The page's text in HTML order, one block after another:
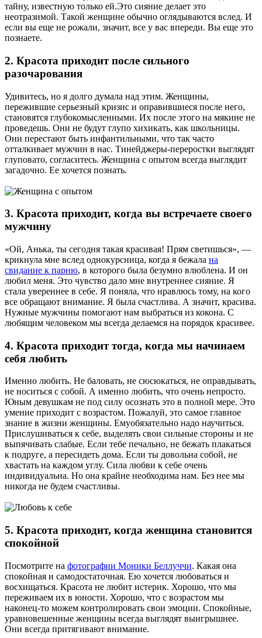
тайну, известную только ей.Это сияние делает это
неотразимой. Такой женщине обычно оглядываются вслед. И
если вы еще не рожали, значит, все у вас впереди. Вы еще это
познаете.
2. Красота приходит после сильного
разочарования
Удивитесь, но я долго думала над этим. Женщины,
пережившие серьезный кризис и оправившиеся после него,
становятся глубокомысленными. Их после этого на мякине не
проведешь. Они не будут глупо хихикать, как школьницы.
Они перестают быть инфантильными, что так часто
отталкивает мужчин в нас. Тинейджеры-переростки выглядят
глуповато, согласитесь. Женщина с опытом всегда выглядит
загадочно. Ее хочется познать.
3. Красота приходит, когда вы встречаете своего
мужчину
«Ой, Анька, ты сегодня такая красивая! Прям светишься», —
крикнула мне вслед однокурсница, когда я бежала на
свидание к парню, в которого была безумно влюблена. И он
любил меня. Это чувство дало мне внутреннее сияние. Я
стала увереннее в себе. Я поняла, что нравлюсь тому, на кого
все обращают внимание. Я была счастлива. А значит, красива.
Нужные мужчины помогают нам выбраться из кокона. С
любящим человеком мы всегда делаемся на порядок красивее.
4. Красота приходит тогда, когда мы начинаем
себя любить
Именно любить. Не баловать, не сюсюкаться, не оправдывать,
не носиться с собой. А именно любить, что очень непросто.
Юным девушкам не под силу осознать это в полной мере. Это
умение приходит с возрастом. Пожалуй, это самое главное
знание в жизни женщины. Емуобязательно надо научиться.
Прислушиваться к себе, выделять свои сильные стороны и не
выпячивать слабые. Если тебе печально, не бежать плакаться
к подруге, а пересидеть дома. Если ты довольна собой, не
хвастать на каждом углу. Сила любви к себе очень
индивидуальна. Но она крайне необходима нам. Без нее мы
никогда не будем счастливы.
5. Красота приходит, когда женщина становится
спокойной
Посмотрите на фотографии Моники Беллуччи. Какая она
спокойная и самодостаточная. Ею хочется любоваться и
восхищаться. Красота не любит истерик. Хорошо, что мы
переживаем их в юности. Хорошо, что с возрастом мы
наконец-то можем контролировать свои эмоции. Спокойные,
уравновешенные женщины всегда выглядят выигрышнее.
Они всегда притягивают внимание.